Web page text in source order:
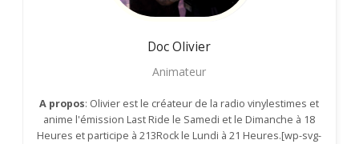
Doc Olivier
Animateur
A propos: Olivier est le créateur de la radio vinylestimes et
anime l'émission Last Ride le Samedi et le Dimanche à 18
Heures et participe à 213Rock le Lundi à 21 Heures.[wp-svg-